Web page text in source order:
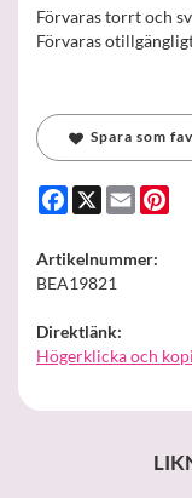
Förvaras torrt och
Förvaras
Spara som
Facebook
X Email
Artikelnummer:
BEA19821
Direktlänk:
Högerklicka och